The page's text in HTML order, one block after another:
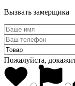
Вызвать замерщика
Пожалуйста,